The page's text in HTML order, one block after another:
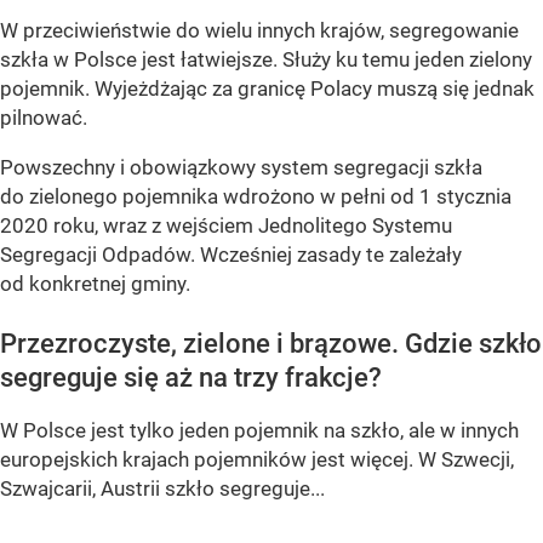
W przeciwieństwie do wielu innych krajów, segregowanie
szkła w Polsce jest łatwiejsze. Służy ku temu jeden zielony
pojemnik. Wyjeżdżając za granicę Polacy muszą się jednak
pilnować.
Powszechny i obowiązkowy system segregacji szkła
do zielonego pojemnika wdrożono w pełni od 1 stycznia
2020 roku, wraz z wejściem Jednolitego Systemu
Segregacji Odpadów. Wcześniej zasady te zależały
od konkretnej gminy.
Przezroczyste, zielone i brązowe. Gdzie szkło
segreguje się aż na trzy frakcje?
W Polsce jest tylko jeden pojemnik na szkło, ale w innych
europejskich krajach pojemników jest więcej. W Szwecji,
Szwajcarii, Austrii szkło segreguje...